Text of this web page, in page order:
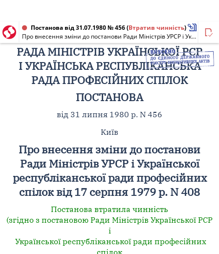
Постанова від 31.07.1980 № 456(Втратив чинність)
Про внесення зміни до постанови Ради Міністрів УРСР і Української республіканської ради професійних спілок від 17 серпня 1979 р. N 408